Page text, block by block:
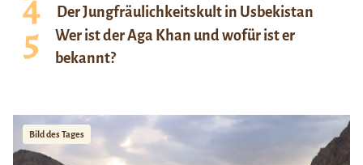
Der Jungfräulichkeitskult in Usbekistan
Wer ist der Aga Khan und wofür ist er
bekannt?
Bild des Tages